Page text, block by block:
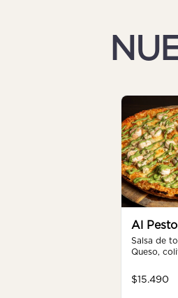
Al
Salsa de
Queso,
de
$15.490